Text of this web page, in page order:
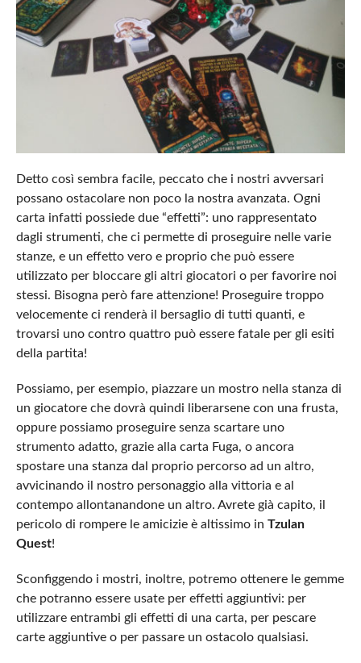
Detto così sembra facile, peccato che i nostri avversari
possano ostacolare non poco la nostra avanzata. Ogni
carta infatti possiede due “effetti”: uno rappresentato
dagli strumenti, che ci permette di proseguire nelle varie
stanze, e un effetto vero e proprio che può essere
utilizzato per bloccare gli altri giocatori o per favorire noi
stessi. Bisogna però fare attenzione! Proseguire troppo
velocemente ci renderà il bersaglio di tutti quanti, e
trovarsi uno contro quattro può essere fatale per gli esiti
della partita!
Possiamo, per esempio, piazzare un mostro nella stanza di
un giocatore che dovrà quindi liberarsene con una frusta,
oppure possiamo proseguire senza scartare uno
strumento adatto, grazie alla carta Fuga, o ancora
spostare una stanza dal proprio percorso ad un altro,
avvicinando il nostro personaggio alla vittoria e al
contempo allontanandone un altro. Avrete già capito, il
pericolo di rompere le amicizie è altissimo in Tzulan
Quest!
Sconfiggendo i mostri, inoltre, potremo ottenere le gemme
che potranno essere usate per effetti aggiuntivi: per
utilizzare entrambi gli effetti di una carta, per pescare
carte aggiuntive o per passare un ostacolo qualsiasi.